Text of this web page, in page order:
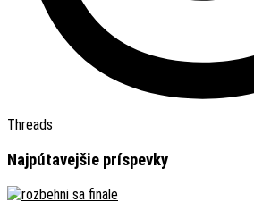
Threads
Najpútavejšie príspevky